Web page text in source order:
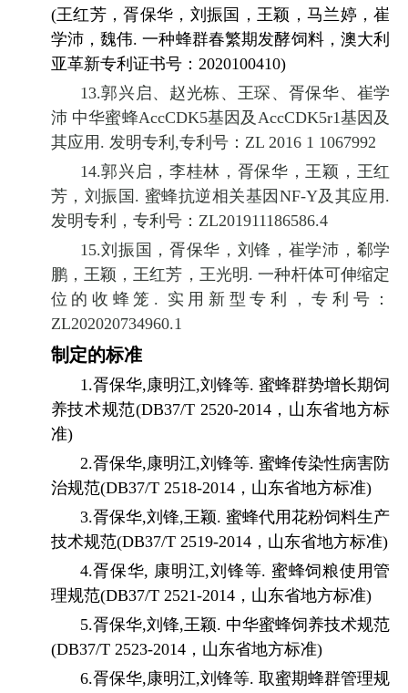
(王红芳，胥保华，刘振国，王颖，马兰婷，崔
学沛，魏伟.一种蜂群春繁期发酵饲料，澳大利
亚革新专利证书号： 2020100410)
13.郭兴启、赵光栋、王琛、胥保华、崔学
沛 中华蜜蜂AccCDK5基因及 AccCDK5r1基因及
其应用 . 发明专利 ,专利号： ZL 2016 1 1067992
14.郭兴启，李桂林，胥保华，王颖，王红
芳，刘振国 . 蜜蜂抗逆相关基因 NF-Y及其应用 .
发明专利，专利号： ZL201911186586.4
15.刘振国，胥保华，刘锋，崔学沛，郗学
鹏，王颖，王红芳，王光明 .一种杆体可伸缩定
位的收蜂笼 . 实用新型专利，专利号：
ZL202020734960.1
制定的标准
1.胥保华,康明江,刘锋等.蜜蜂群势增长期饲
养技术规范(DB37/T 2520-2014，山东省地方标
准)
2.胥保华,康明江,刘锋等.蜜蜂传染性病害防
治规范(DB37/T 2518-2014，山东省地方标准)
3.胥保华,刘锋,王颖. 蜜蜂代用花粉饲料生产
技术规范(DB37/T 2519-2014，山东省地方标准)
4.胥保华, 康明江,刘锋等. 蜜蜂饲粮使用管
理规范(DB37/T 2521-2014，山东省地方标准)
5.胥保华,刘锋,王颖. 中华蜜蜂饲养技术规范
(DB37/T 2523-2014，山东省地方标准)
6.胥保华,康明江,刘锋等.取蜜期蜂群管理规